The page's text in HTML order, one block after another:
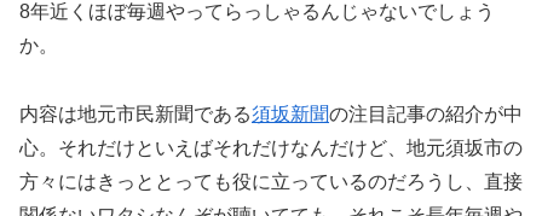
8年近くほぼ毎週やってらっしゃるんじゃないでしょう
か。
内容は地元市民新聞である須坂新聞の注目記事の紹介が中
心。それだけといえばそれだけなんだけど、地元須坂市の
方々にはきっととっても役に立っているのだろうし、直接